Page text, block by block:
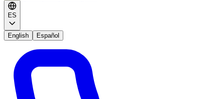
ES
English Español